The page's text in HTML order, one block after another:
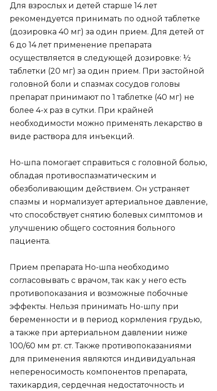
Для взрослых и детей старше 14 лет
рекомендуется принимать по одной таблетке
(дозировка 40 мг) за один прием. Для детей от
6 до 14 лет применение препарата
осуществляется в следующей дозировке: ½
таблетки (20 мг) за один прием. При застойной
головной боли и спазмах сосудов головы
препарат принимают по 1 таблетке (40 мг) не
более 4-х раз в сутки. При крайней
необходимости можно применять лекарство в
виде раствора для инъекций.
Но-шпа помогает справиться с головной болью,
обладая противоспазматическим и
обезболивающим действием. Он устраняет
спазмы и нормализует артериальное давление,
что способствует снятию болевых симптомов и
улучшению общего состояния больного
пациента.
Прием препарата Но-шпа необходимо
согласовывать с врачом, так как у него есть
противопоказания и возможные побочные
эффекты. Нельзя принимать Но-шпу при
беременности и в период кормления грудью,
а также при артериальном давлении ниже
100/60 мм рт. ст. Также противопоказаниями
для применения являются индивидуальная
непереносимость компонентов препарата,
тахикардия, сердечная недостаточность и